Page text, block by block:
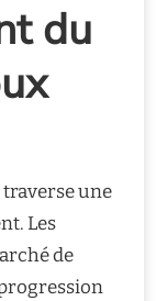
du
une
Les
de